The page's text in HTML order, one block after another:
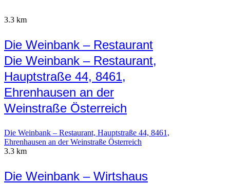
3.3 km
Die Weinbank – Restaurant
Die Weinbank – Restaurant,
Hauptstraße 44, 8461,
Ehrenhausen an der
Weinstraße Österreich
Die Weinbank – Restaurant, Hauptstraße 44, 8461,
Ehrenhausen an der Weinstraße Österreich
3.3 km
Die Weinbank – Wirtshaus